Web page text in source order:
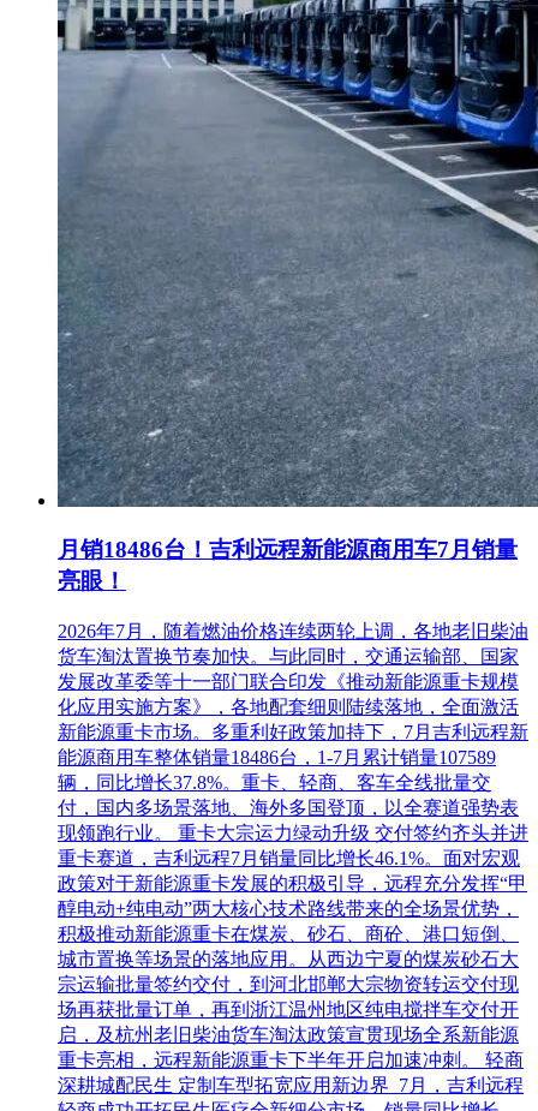
月销18486台！吉利远程新能源商用车7月销量
亮眼！
2026年7月，随着燃油价格连续两轮上调，各地老旧柴油
货车淘汰置换节奏加快。与此同时，交通运输部、国家
发展改革委等十一部门联合印发《推动新能源重卡规模
化应用实施方案》，各地配套细则陆续落地，全面激活
新能源重卡市场。多重利好政策加持下，7月吉利远程新
能源商用车整体销量18486台，1-7月累计销量107589
辆，同比增长37.8%。重卡、轻商、客车全线批量交
付，国内多场景落地、海外多国登顶，以全赛道强势表
现领跑行业。 重卡大宗运力绿动升级 交付签约齐头并进
重卡赛道，吉利远程7月销量同比增长46.1%。面对宏观
政策对于新能源重卡发展的积极引导，远程充分发挥“甲
醇电动+纯电动”两大核心技术路线带来的全场景优势，
积极推动新能源重卡在煤炭、砂石、商砼、港口短倒、
城市置换等场景的落地应用。从西边宁夏的煤炭砂石大
宗运输批量签约交付，到河北邯郸大宗物资转运交付现
场再获批量订单，再到浙江温州地区纯电搅拌车交付开
启，及杭州老旧柴油货车淘汰政策宣贯现场全系新能源
重卡亮相，远程新能源重卡下半年开启加速冲刺。 轻商
深耕城配民生 定制车型拓宽应用新边界 7月，吉利远程